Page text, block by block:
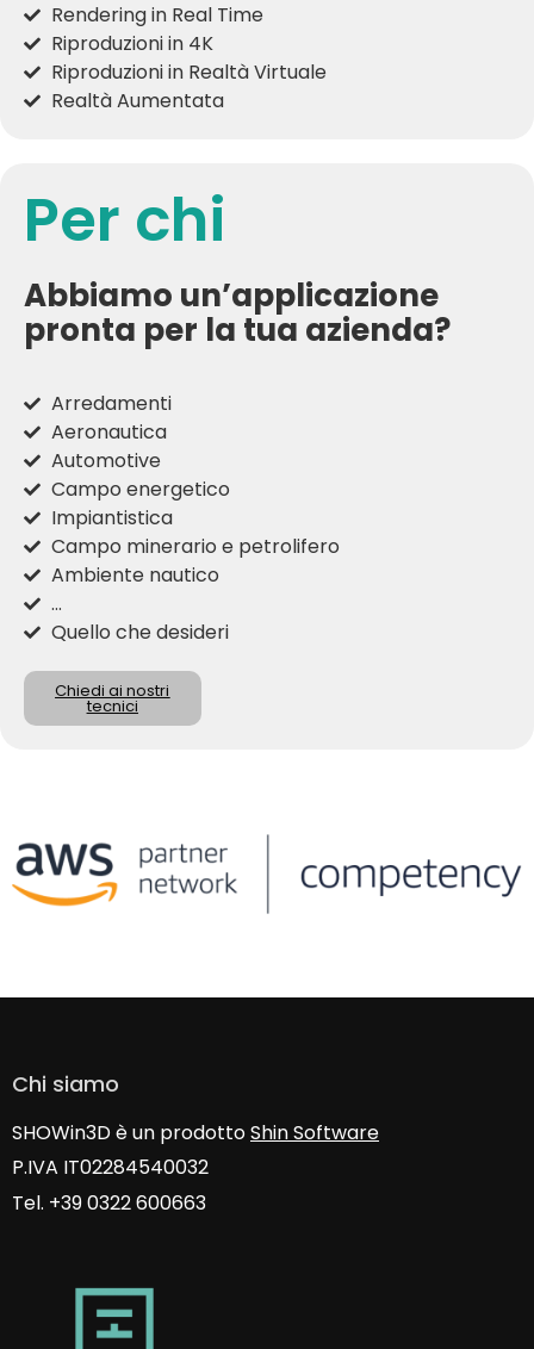
Rendering in Real Time
Riproduzioni in 4K
Riproduzioni in Realtà Virtuale
Realtà Aumentata
Per chi
Abbiamo un’applicazione
pronta per la tua azienda?
Arredamenti
Aeronautica
Automotive
Campo energetico
Impiantistica
Campo minerario e petrolifero
Ambiente nautico
...
Quello che desideri
Chiedi ai nostri
tecnici
Chi siamo
SHOWin3D è un prodottoShin Software
P.IVA IT02284540032
Tel. +39 0322 600663